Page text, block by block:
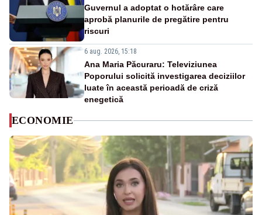
Guvernul a adoptat o hotărâre care
aprobă planurile de pregătire pentru
riscuri
6 aug. 2026, 15:18
Ana Maria Păcuraru: Televiziunea
Poporului solicită investigarea deciziilor
luate în această perioadă de criză
enegetică
ECONOMIE